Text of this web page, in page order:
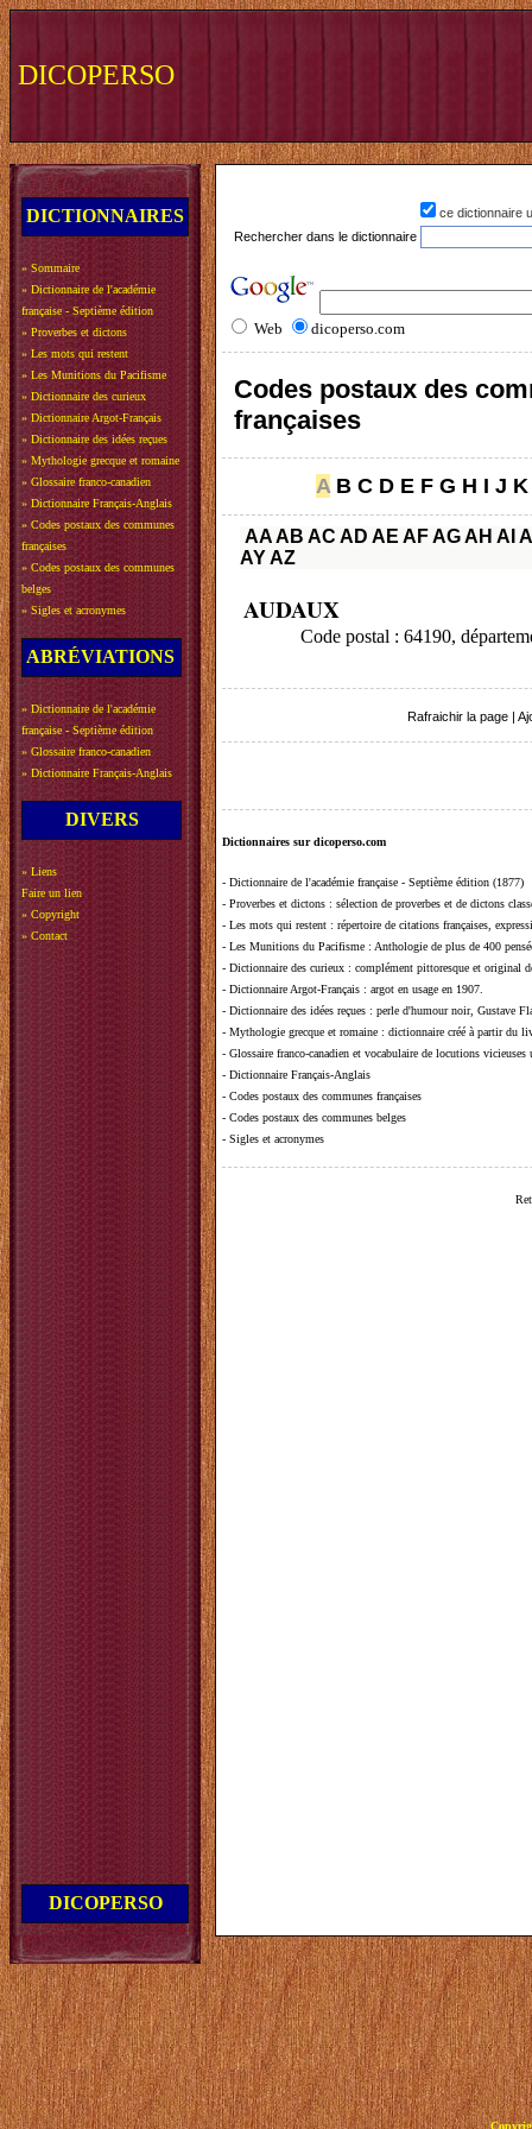
DICOPERSO
DICTIONNAIRES
» Sommaire
» Dictionnaire de l'académie
française - Septième édition
» Proverbes et dictons
» Les mots qui restent
» Les Munitions du Pacifisme
» Dictionnaire des curieux
» Dictionnaire Argot-Français
» Dictionnaire des idées reçues
» Mythologie grecque et romaine
» Glossaire franco-canadien
» Dictionnaire Français-Anglais
» Codes postaux des communes
françaises
» Codes postaux des communes
belges
» Sigles et acronymes
ABRÉVIATIONS
» Dictionnaire de l'académie
française - Septième édition
» Glossaire franco-canadien
» Dictionnaire Français-Anglais
DIVERS
» Liens
Faire un lien
» Copyright
» Contact
DICOPERSO
ce dictionnaire
Rechercher dans le dictionnaire
Web dicoperso.com
Codes postaux des
françaises
A B C D E F G H I J K
AAAB AC AD AE AFAGAH AI
AYAZ
AUDAUX
Code postal : 64190,
Rafraichir la page
Dictionnaires sur dicoperso.com
- Dictionnaire de l'académie française - Septième édition (1877)
- Proverbes et dictons : sélection de proverbes et de dictons
- Les mots qui restent : répertoire de citations françaises,
- Les Munitions du Pacifisme : Anthologie de plus de 400
- Dictionnaire des curieux : complément pittoresque et original
- Dictionnaire Argot-Français : argot en usage en 1907.
- Dictionnaire des idées reçues : perle d'humour noir, Gustave
- Mythologie grecque et romaine : dictionnaire créé à partir du
- Glossaire franco-canadien et vocabulaire de locutions vicieuses
- Dictionnaire Français-Anglais
- Codes postaux des communes françaises
- Codes postaux des communes belges
- Sigles et acronymes